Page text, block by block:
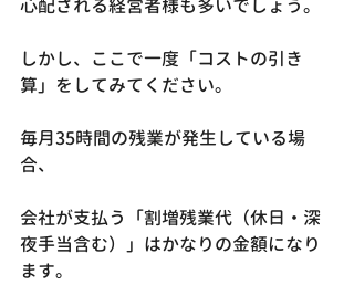
心配される経営者様も多いでしょう。
しかし、ここで一度「コストの引き
算」をしてみてください。
毎月35時間の残業が発生している場
合、
会社が支払う「割増残業代（休日・深
夜手当含む）」はかなりの金額になり
ます。